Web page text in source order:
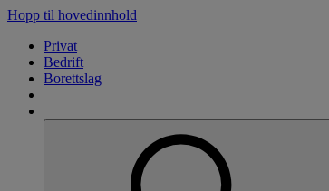
Hopp til hovedinnhold
Privat
Bedrift
Borettslag